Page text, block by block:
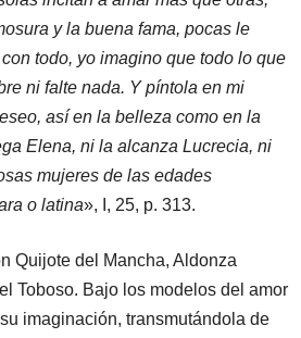
y la buena fama, pocas le
todo, yo imagino que todo lo que
ni falte nada. Y píntola en mi
así en la belleza como en la
Elena, ni la alcanza Lucrecia, ni
mujeres de las edades
o latina», I, 25, p. 313.
Quijote del Mancha, Aldonza
Toboso. Bajo los modelos del amor
imaginación, transmutándola de